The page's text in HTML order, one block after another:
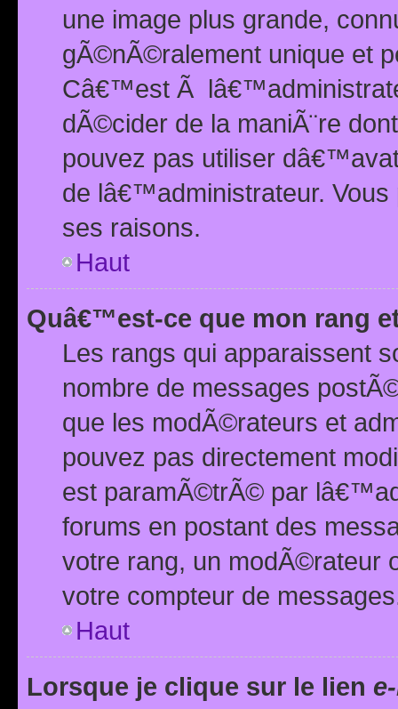
une image plus grande,
gÃ©nÃ©ralement unique et
Câ€™est Ã
dÃ©cider de la maniÃ¨re
pouvez pas utiliser
de lâ€™administrateur.
ses raisons.
Haut
Quâ€™est-ce que mon rang
Les rangs qui apparaissent
nombre de messages
que les modÃ©rateurs et
pouvez pas directement
est paramÃ©trÃ© par
forums en postant des
votre rang, un modÃ©rateur
votre compteur de
Haut
Lorsque je clique sur le lien